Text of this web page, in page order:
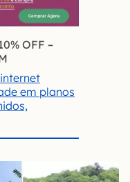
OFF –
em planos